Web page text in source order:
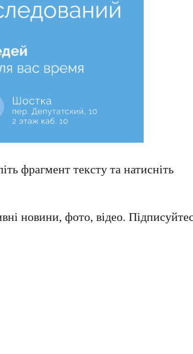
фрагмент тексту та натисніть
новини, фото, відео.